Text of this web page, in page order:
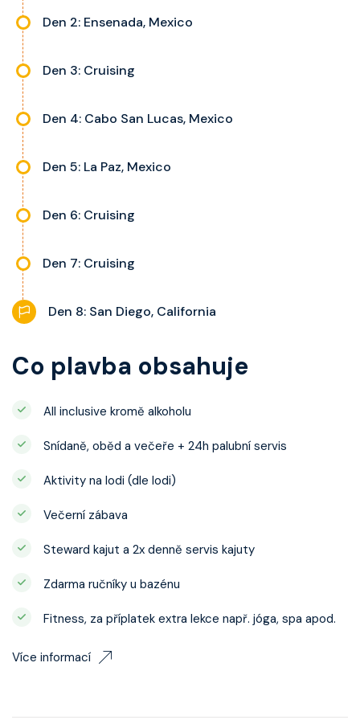
Den 2: Ensenada, Mexico
Den 3: Cruising
Den 4: Cabo San Lucas, Mexico
Den 5: La Paz, Mexico
Den 6: Cruising
Den 7: Cruising
Den 8: San Diego, California
Co plavba obsahuje
All inclusive kromě alkoholu
Snídaně, oběd a večeře + 24h palubní servis
Aktivity na lodi (dle lodi)
Večerní zábava
Steward kajut a 2x denně servis kajuty
Zdarma ručníky u bazénu
Fitness, za příplatek extra lekce např. jóga, spa apod.
Více informací